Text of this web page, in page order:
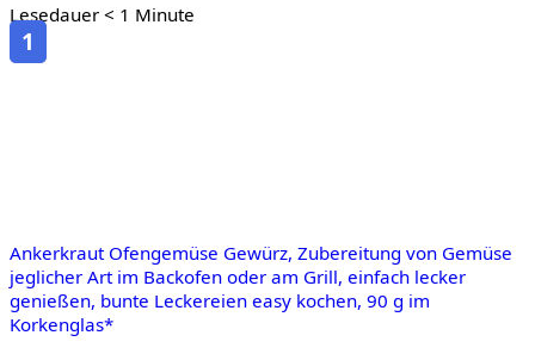
Lesedauer < 1 Minute
1
Ankerkraut Ofengemüse Gewürz, Zubereitung von Gemüse
jeglicher Art im Backofen oder am Grill, einfach lecker
genießen, bunte Leckereien easy kochen, 90 g im
Korkenglas*